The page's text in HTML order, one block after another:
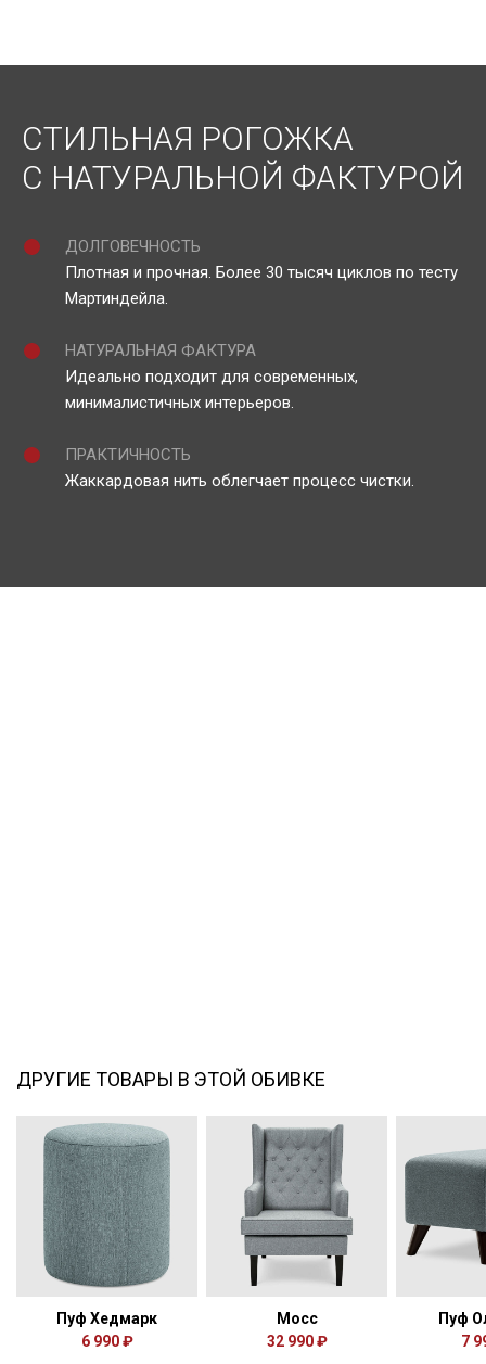
СТИЛЬНАЯ РОГОЖКА
С НАТУРАЛЬНОЙ ФАКТУРОЙ
ДОЛГОВЕЧНОСТЬ
Плотная и прочная. Более 30 тысяч циклов по тесту
Мартиндейла.
НАТУРАЛЬНАЯ ФАКТУРА
Идеально подходит для современных,
минималистичных интерьеров.
ПРАКТИЧНОСТЬ
Жаккардовая нить облегчает процесс чистки.
ДРУГИЕ ТОВАРЫ В ЭТОЙ ОБИВКЕ
Пуф Хедмарк
6 990 ₽
Мосс
32 990 ₽
Пуф
7